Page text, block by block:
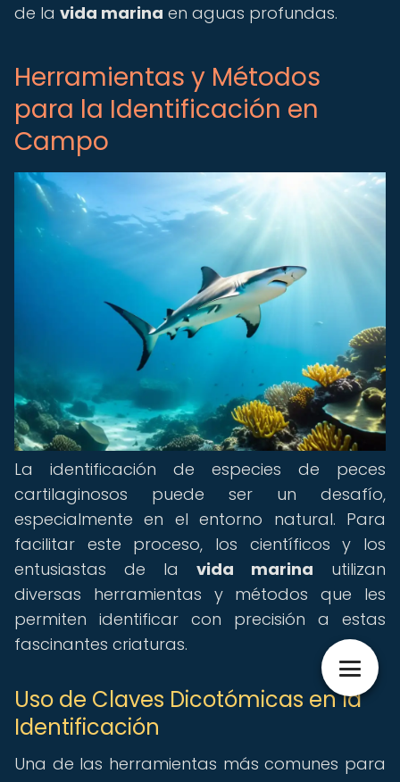
de la vida marina en aguas profundas.
Herramientas y Métodos
para la Identificación en
Campo
La identificación de especies de peces
cartilaginosos puede ser un desafío,
especialmente en el entorno natural. Para
facilitar este proceso, los científicos y los
entusiastas de la vida marina utilizan
diversas herramientas y métodos que les
permiten identificar con precisión a estas
fascinantes criaturas.
Uso de Claves Dicotómicas en la
Identificación
Una de las herramientas más comunes para